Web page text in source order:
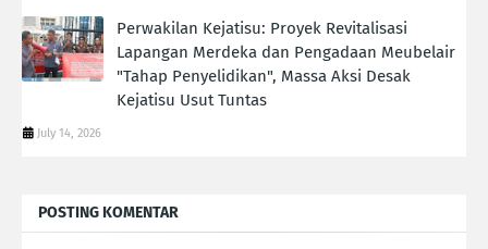
Perwakilan Kejatisu: Proyek Revitalisasi
Lapangan Merdeka dan Pengadaan Meubelair
"Tahap Penyelidikan", Massa Aksi Desak
Kejatisu Usut Tuntas
July 14, 2026
POSTING KOMENTAR